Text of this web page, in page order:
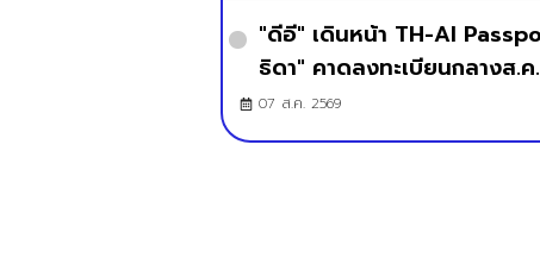
"ดีอี" เดินหน้า TH-AI Passport "แนน
ธิดา" คาดลงทะเบียนกลางส.
07 ส.ค. 2569